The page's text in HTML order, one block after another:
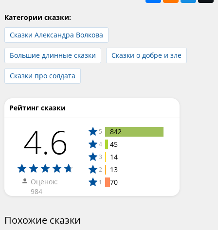
Категории сказки:
Сказки Александра Волкова
Большие длинные сказки Сказки о добре и зле
Сказки про солдата
Рейтинг сказки
4.6
Оценок:
984
5 842
4 45
3 14
2 13
1 70
Похожие сказки